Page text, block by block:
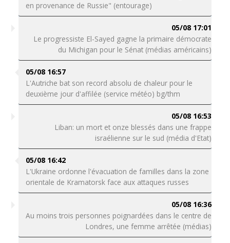
en provenance de Russie" (entourage)
05/08 17:01
Le progressiste El-Sayed gagne la primaire démocrate
du Michigan pour le Sénat (médias américains)
05/08 16:57
L'Autriche bat son record absolu de chaleur pour le
deuxième jour d'affilée (service météo) bg/thm
05/08 16:53
Liban: un mort et onze blessés dans une frappe
israélienne sur le sud (média d'Etat)
05/08 16:42
L'Ukraine ordonne l'évacuation de familles dans la zone
orientale de Kramatorsk face aux attaques russes
05/08 16:36
Au moins trois personnes poignardées dans le centre de
Londres, une femme arrêtée (médias)